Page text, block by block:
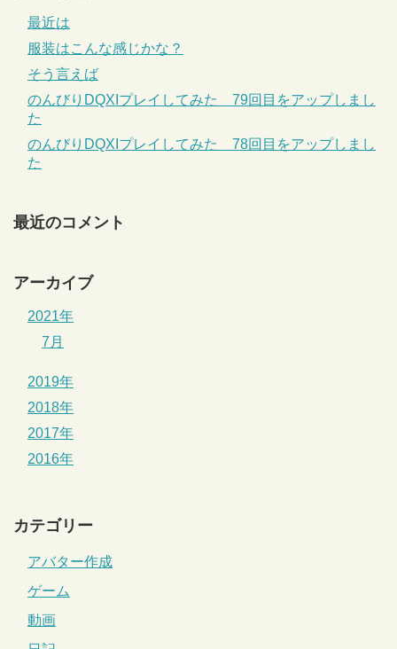
最近は
服装はこんな感じかな？
そう言えば
のんびりDQXIプレイしてみた 79回目をアップしまし
た
のんびりDQXIプレイしてみた 78回目をアップしまし
た
最近のコメント
アーカイブ
2021年
7月
2019年
2018年
2017年
2016年
カテゴリー
アバター作成
ゲーム
動画